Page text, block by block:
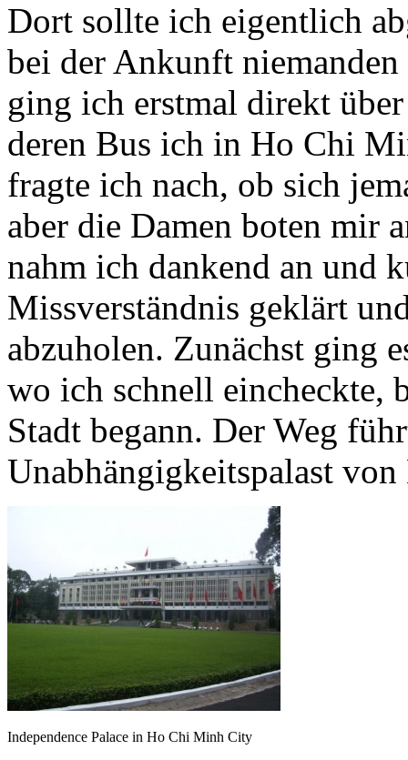
Dort sollte ich eigentlich
bei der Ankunft
ging ich erstmal direkt
deren Bus ich in Ho Chi
fragte ich nach, ob sich
aber die Damen boten mir
nahm ich dankend an und
Missverständnis geklärt
abzuholen. Zunächst ging
wo ich schnell eincheckte,
Stadt begann. Der Weg
Unabhängigkeitspalast
Independence Palace in Ho Chi Minh City